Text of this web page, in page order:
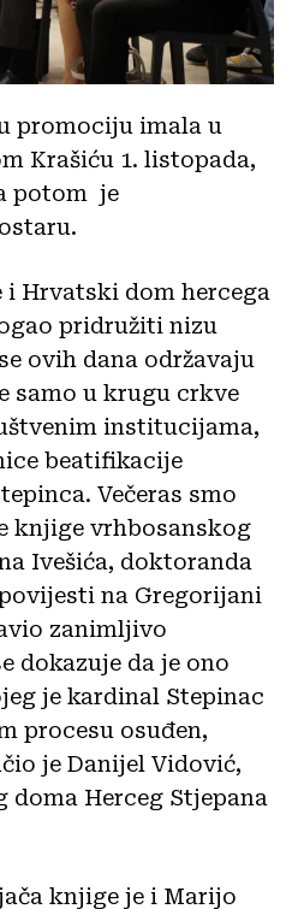
promociju imala u
Krašiću 1. listopada,
potom je
i Hrvatski dom hercega
pridružiti nizu
ovih dana održavaju
samo u krugu crkve
institucijama,
beatifikacije
Večeras smo
knjige vrhbosanskog
Ivešića, doktoranda
na Gregorijani
zanimljivo
dokazuje da je ono
je kardinal Stepinac
procesu osuđen,
je Danijel Vidović,
Herceg Stjepana
knjige je i Marijo